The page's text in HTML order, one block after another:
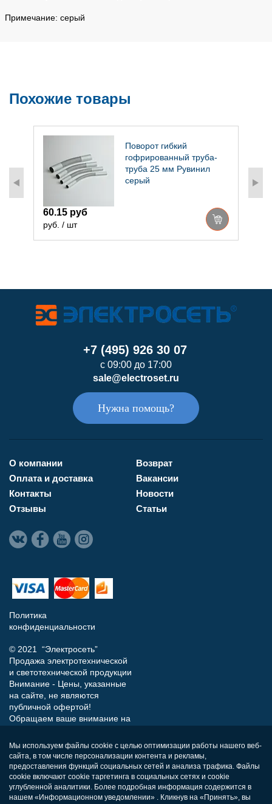
Примечание: серый
Похожие товары
Поворот гибкий
гофрированный труба-
труба 25 мм Рувинил
серый
60.15 руб
руб. / шт
+7 (495) 926 30 07
с 09:00 до 17:00
sale@electroset.ru
Нужна помощь?
О компании
Оплата и доставка
Контакты
Отзывы
Возврат
Вакансии
Новости
Статьи
Политика
конфиденциальности
© 2021 “Электросеть”
Продажа электротехнической
и светотехнической продукции
Внимание - Цены, указанные
на сайте, не являются
публичной офертой!
Обращаем ваше внимание на
носит исключительно
информационный характер и
ни при каких условиях не
является публичной офертой,
определяемой положениями
Статьи 437 (п.2) Гражданского
Мы используем файлы cookie с целью оптимизации работы нашего веб-
сайта, в том числе персонализации контента и рекламы,
предоставления функций социальных сетей и анализа трафика. Файлы
cookie включают cookie таргетинга в социальных сетях и cookie
углубленной аналитики. Более подробная информация содержится в
нашем «Информационном уведомлении» . Кликнув на «Принять», вы